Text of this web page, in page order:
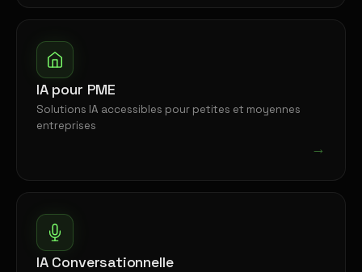
IA pour PME
Solutions IA accessibles pour petites et moyennes
entreprises
→
IA Conversationnelle